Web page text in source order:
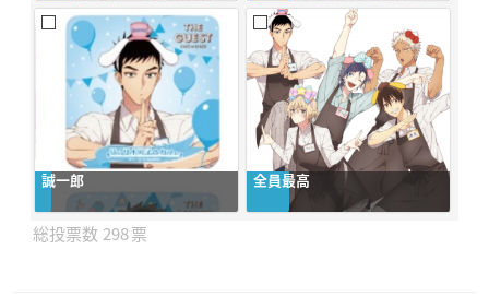
誠一郎 全員最高
298